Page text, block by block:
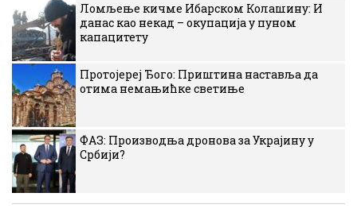
Ломљење кичме Ибарском Колашину: И
данас као некад – окупација у пуном
капацитету
Протојереј Ђого: Приштина наставља да
отима немањићке светиње
ФАЗ: Производња дронова за Украјину у
Србији?